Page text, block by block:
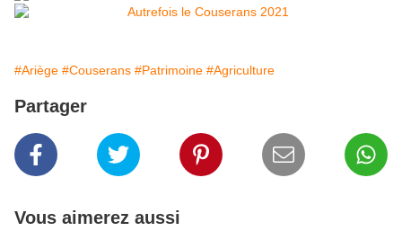
#Ariège #Couserans #Patrimoine #Agriculture
Partager
Vous aimerez aussi